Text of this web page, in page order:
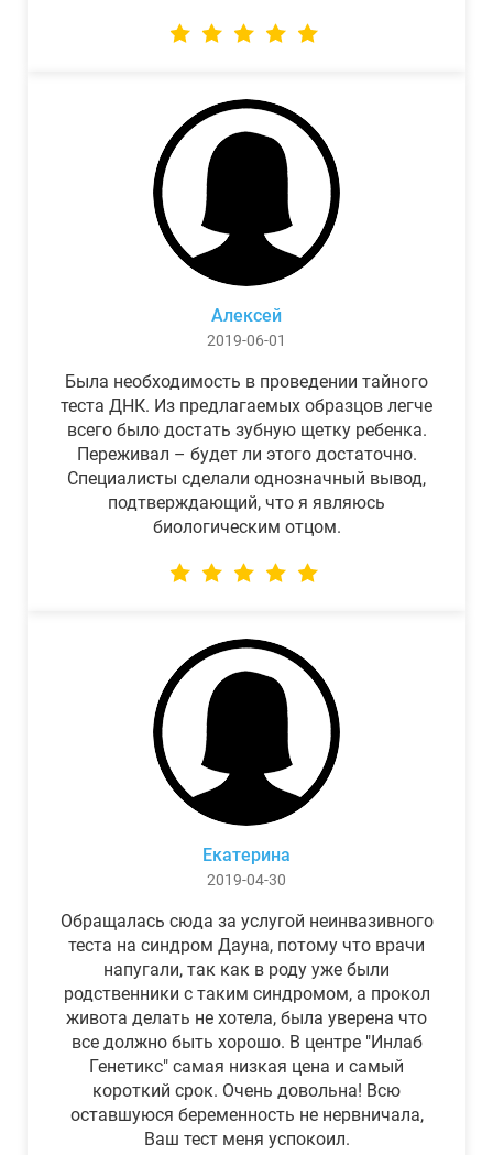
Алексей
2019-06-01
Была необходимость в проведении тайного
теста ДНК. Из предлагаемых образцов легче
всего было достать зубную щетку ребенка.
Переживал – будет ли этого достаточно.
Специалисты сделали однозначный вывод,
подтверждающий, что я являюсь
биологическим отцом.
Екатерина
2019-04-30
Обращалась сюда за услугой неинвазивного
теста на синдром Дауна, потому что врачи
напугали, так как в роду уже были
родственники с таким синдромом, а прокол
живота делать не хотела, была уверена что
все должно быть хорошо. В центре "Инлаб
Генетикс" самая низкая цена и самый
короткий срок. Очень довольна! Всю
оставшуюся беременность не нервничала,
Ваш тест меня успокоил.